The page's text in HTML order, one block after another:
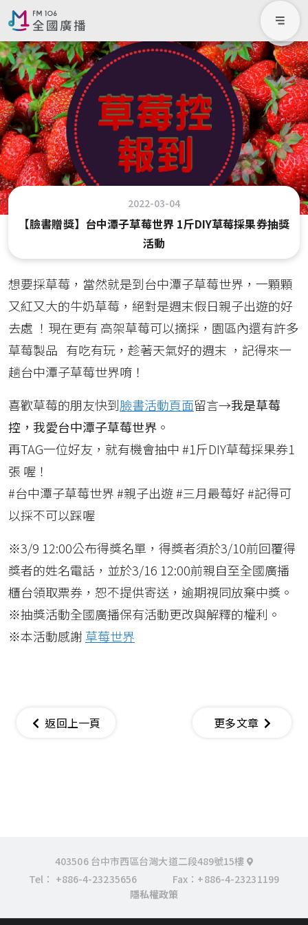
2022-03-04
【臉書贈獎】台中潭子草莓世界 1斤DIY草莓採果券抽獎
活動
想要採草莓，當然就是到台中潭子草莓世界，一顆顆
又紅又大的牛奶草莓，絕對是週末假日親子出遊的好
去處 ！現在更有 高架草莓可以摘採，園區內還有許多
草莓製品 有吃有玩，趁著天氣好的週末 ，記得來一
趟台中潭子草莓世界唷！
喜歡草莓的朋友快到臉書活動頁面留言→我是草莓
控，我愛台中潭子草莓世界 。
再TAG一位好友，就有機會抽中 #1斤DIY草莓採果券1
張 喔！
#台中潭子草莓世界 #親子出遊 #三月最莓好 #記得可
以採不可以踩喔
※3/9 12:00公布得獎名單，得獎者須於3/10前回覆得
獎者的姓名電話，並於3/16 12:00前親自至全國廣播
櫃台領取票券，恕不提供寄送，逾期視同放棄中獎。
※抽獎活動全國廣播保有活動更改與解釋的權利。
※本活動感謝 草莓世界
返回上一頁 更多文章
403506 台中市西區台灣大道二段489號15樓
Tel： +886-4-23235656
Fax：+886-4-23231199
隱私權政策